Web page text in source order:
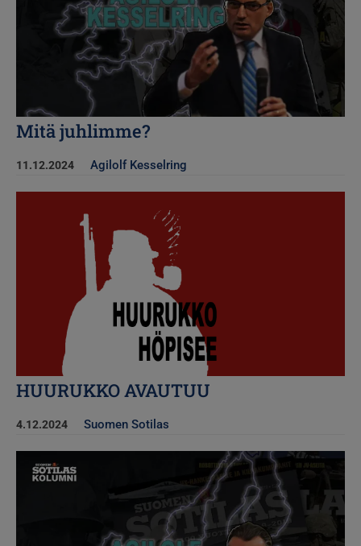
Mitä juhlimme?
11.12.2024 Agilolf Kesselring
HUURUKKO AVAUTUU
4.12.2024 Suomen Sotilas
Kuva